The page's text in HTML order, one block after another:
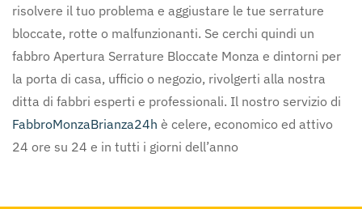
risolvere il tuo problema e aggiustare le tue serrature
bloccate, rotte o malfunzionanti. Se cerchi quindi un
fabbro Apertura Serrature Bloccate Monza e dintorni per
la porta di casa, ufficio o negozio, rivolgerti alla nostra
ditta di fabbri esperti e professionali. Il nostro servizio di
FabbroMonzaBrianza24h è celere, economico ed attivo
24 ore su 24 e in tutti i giorni dell’anno